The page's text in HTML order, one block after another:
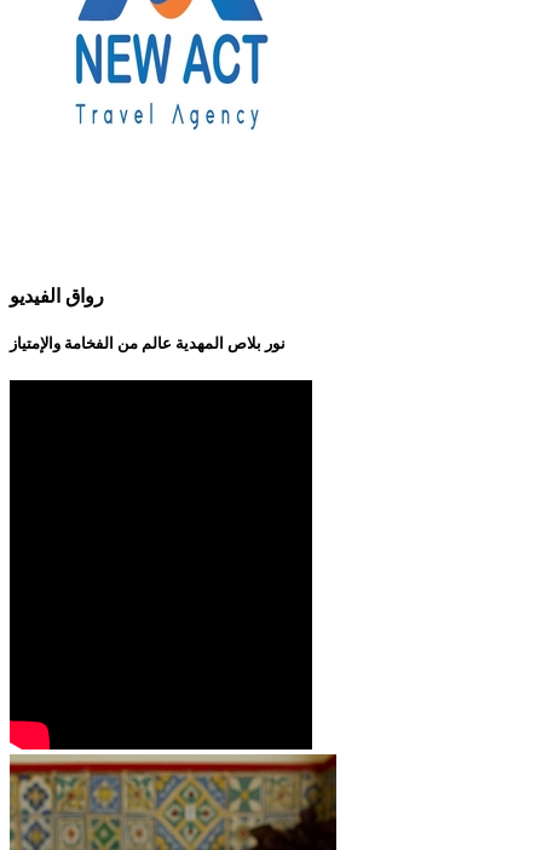
رواق الفيديو
نور بلاص المهدية عالم من الفخامة والإمتياز